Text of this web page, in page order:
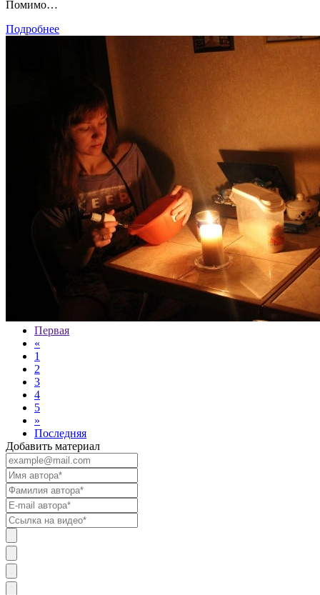
Помимо…
Подробнее
Первая
«
1
2
3
4
5
»
Последняя
Добавить материал